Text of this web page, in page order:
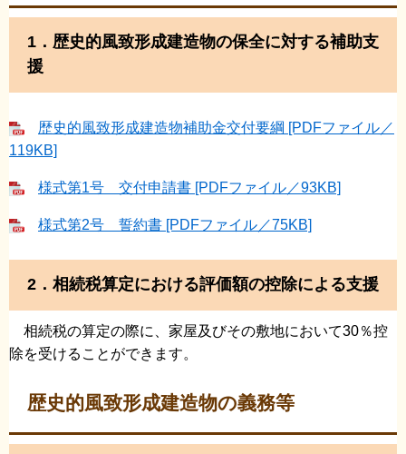
1．歴史的風致形成建造物の保全に対する補助支
援
歴史的風致形成建造物補助金交付要綱 [PDFファイル／
119KB]
様式第1号 交付申請書 [PDFファイル／93KB]
様式第2号 誓約書 [PDFファイル／75KB]
2．相続税算定における評価額の控除による支援
相続税の算定の際に、家屋及びその敷地において30％控
除を受けることができます。
歴史的風致形成建造物の義務等